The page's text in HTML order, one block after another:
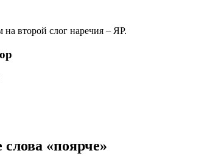
на второй слог наречия – ЯР.
«поярче»